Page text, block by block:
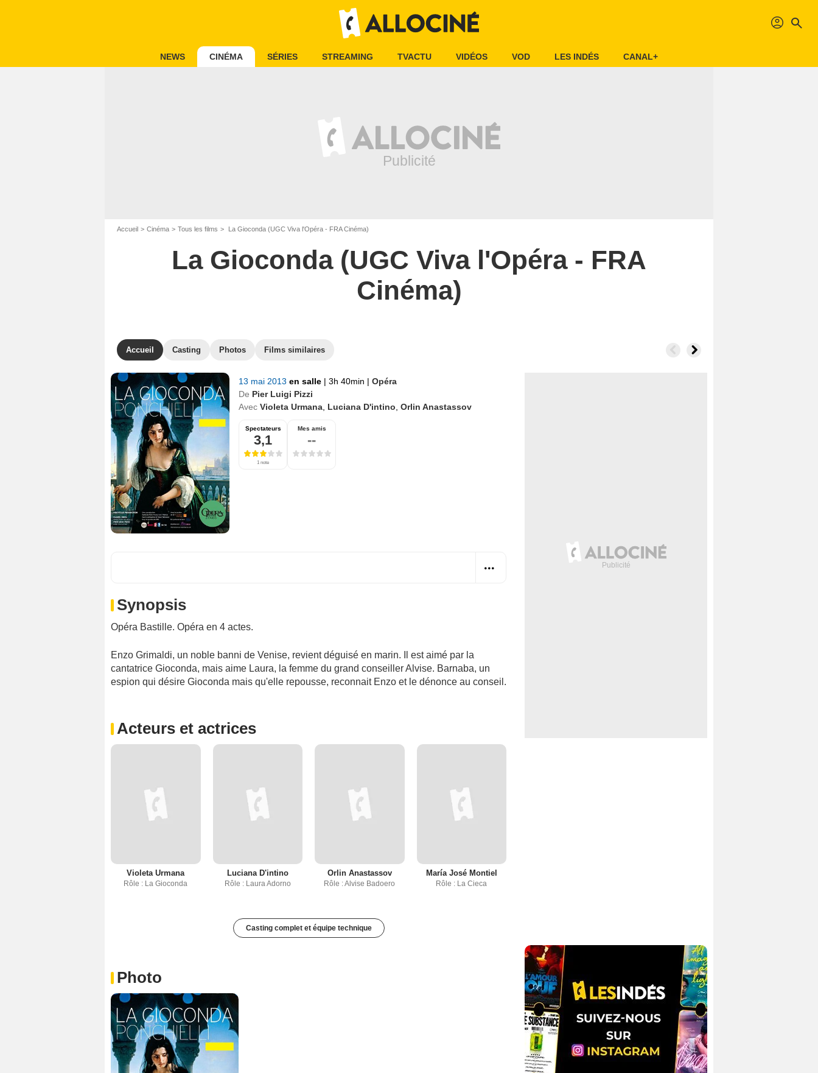
profil search
NEWS CINÉMA SÉRIES STREAMING TVACTU VIDÉOS VOD LES INDÉS CANAL+
Accueil Cinéma Tous les films La Gioconda (UGC Viva l'Opéra - FRA Cinéma)
La Gioconda (UGC Viva l'Opéra - FRA
Cinéma)
Accueil Casting Photos Films similaires
13 mai 2013 en salle | 3h 40min | Opéra
De Pier Luigi Pizzi
Avec Violeta Urmana Luciana D'intino Orlin Anastassov
Spectateurs
3,1
1 note
Mes amis
--
Synopsis
Opéra Bastille. Opéra en 4 actes.
Enzo Grimaldi, un noble banni de Venise, revient déguisé en marin. Il est aimé par la
cantatrice Gioconda, mais aime Laura, la femme du grand conseiller Alvise. Barnaba, un
espion qui désire Gioconda mais qu'elle repousse, reconnait Enzo et le dénonce au conseil.
Acteurs et actrices
Violeta Urmana
Rôle : La Gioconda
Luciana D'intino
Rôle : Laura Adorno
Orlin Anastassov
Rôle : Alvise Badoero
María José Montiel
Rôle : La Cieca
Casting complet et équipe technique
Photo